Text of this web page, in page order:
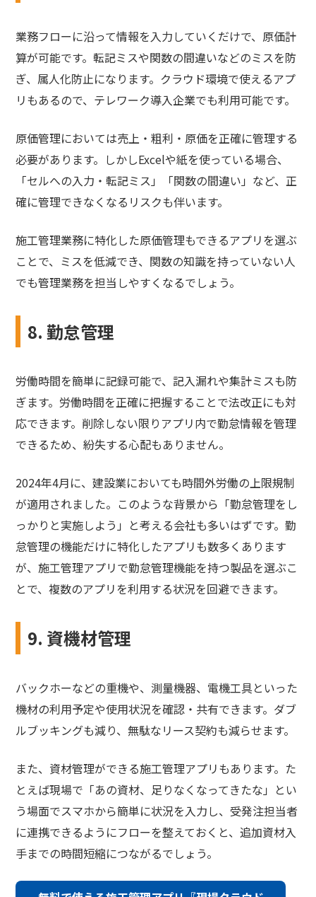
業務フローに沿って情報を入力していくだけで、原価計
算が可能です。転記ミスや関数の間違いなどのミスを防
ぎ、属人化防止になります。クラウド環境で使えるアプ
リもあるので、テレワーク導入企業でも利用可能です。
原価管理においては売上・粗利・原価を正確に管理する
必要があります。しかしExcelや紙を使っている場合、
「セルへの入力・転記ミス」「関数の間違い」など、正
確に管理できなくなるリスクも伴います。
施工管理業務に特化した原価管理もできるアプリを選ぶ
ことで、ミスを低減でき、関数の知識を持っていない人
でも管理業務を担当しやすくなるでしょう。
8. 勤怠管理
労働時間を簡単に記録可能で、記入漏れや集計ミスも防
ぎます。労働時間を正確に把握することで法改正にも対
応できます。削除しない限りアプリ内で勤怠情報を管理
できるため、紛失する心配もありません。
2024年4月に、建設業においても時間外労働の上限規制
が適用されました。このような背景から「勤怠管理をし
っかりと実施しよう」と考える会社も多いはずです。勤
怠管理の機能だけに特化したアプリも数多くあります
が、施工管理アプリで勤怠管理機能を持つ製品を選ぶこ
とで、複数のアプリを利用する状況を回避できます。
9. 資機材管理
バックホーなどの重機や、測量機器、電機工具といった
機材の利用予定や使用状況を確認・共有できます。ダブ
ルブッキングも減り、無駄なリース契約も減らせます。
また、資材管理ができる施工管理アプリもあります。た
とえば現場で「あの資材、足りなくなってきたな」とい
う場面でスマホから簡単に状況を入力し、受発注担当者
に連携できるようにフローを整えておくと、追加資材入
手までの時間短縮につながるでしょう。